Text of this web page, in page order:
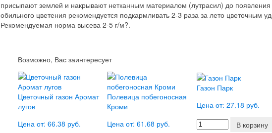
присыпают землей и накрывают нетканным материалом (лутрасил) до появления
обильного цветения рекомендуется подкармливать 2-3 раза за лето цветочным
Рекомендуемая норма высева 2-5 г/м?.
Возможно, Вас заинтересует
Цветочный газон Аромат
лугов
Цена от: 66.38 руб.
Полевица побегоносная
Кроми
Цена от: 61.68 руб.
Газон Парк
Цена от: 27.18 руб.
В корзину